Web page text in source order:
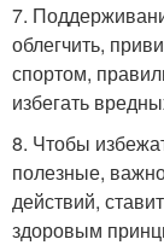
7.
облегчить,
спортом,
избегать
8. Чтобы
полезные,
действий,
здоровым